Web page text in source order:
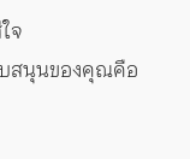
จ
สนุนของคุณคือ